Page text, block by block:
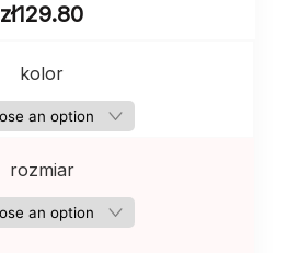
zł129.80
kolor
rozmiar